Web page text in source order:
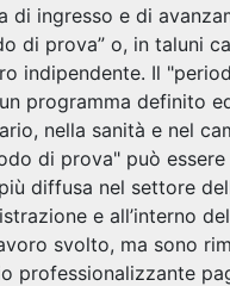
di ingresso e di
di prova” o, in taluni
indipendente. Il
programma definito
nella sanità e nel
di prova" può
diffusa nel settore
e all’interno
svolto, ma sono
professionalizzante